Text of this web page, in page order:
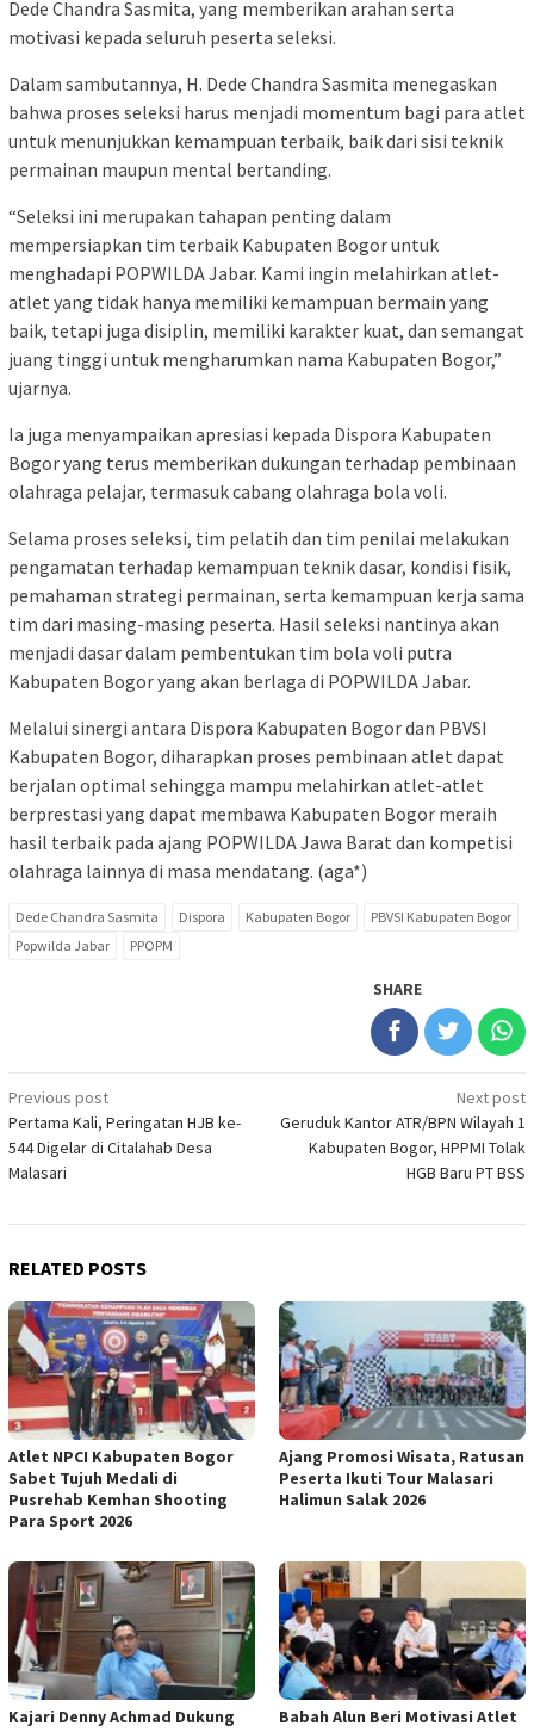
Dede Chandra Sasmita, yang memberikan arahan serta
motivasi kepada seluruh peserta seleksi.
Dalam sambutannya, H. Dede Chandra Sasmita menegaskan
bahwa proses seleksi harus menjadi momentum bagi para atlet
untuk menunjukkan kemampuan terbaik, baik dari sisi teknik
permainan maupun mental bertanding.
“Seleksi ini merupakan tahapan penting dalam
mempersiapkan tim terbaik Kabupaten Bogor untuk
menghadapi POPWILDA Jabar. Kami ingin melahirkan atlet-
atlet yang tidak hanya memiliki kemampuan bermain yang
baik, tetapi juga disiplin, memiliki karakter kuat, dan semangat
juang tinggi untuk mengharumkan nama Kabupaten Bogor,”
ujarnya.
Ia juga menyampaikan apresiasi kepada Dispora Kabupaten
Bogor yang terus memberikan dukungan terhadap pembinaan
olahraga pelajar, termasuk cabang olahraga bola voli.
Selama proses seleksi, tim pelatih dan tim penilai melakukan
pengamatan terhadap kemampuan teknik dasar, kondisi fisik,
pemahaman strategi permainan, serta kemampuan kerja sama
tim dari masing-masing peserta. Hasil seleksi nantinya akan
menjadi dasar dalam pembentukan tim bola voli putra
Kabupaten Bogor yang akan berlaga di POPWILDA Jabar.
Melalui sinergi antara Dispora Kabupaten Bogor dan PBVSI
Kabupaten Bogor, diharapkan proses pembinaan atlet dapat
berjalan optimal sehingga mampu melahirkan atlet-atlet
berprestasi yang dapat membawa Kabupaten Bogor meraih
hasil terbaik pada ajang POPWILDA Jawa Barat dan kompetisi
olahraga lainnya di masa mendatang. (aga*)
Dede Chandra Sasmita Dispora Kabupaten Bogor
PBVSI Kabupaten Bogor
Popwilda Jabar
PPOPM
SHARE
Post
navigation
Previous post
Pertama Kali, Peringatan HJB ke-
544 Digelar di Citalahab Desa
Malasari
Next post
Geruduk Kantor ATR/BPN Wilayah 1
Kabupaten Bogor, HPPMI Tolak
HGB Baru PT BSS
RELATED POSTS
Atlet NPCI Kabupaten Bogor
Sabet Tujuh Medali di
Pusrehab Kemhan Shooting
Para Sport 2026
Ajang Promosi Wisata, Ratusan
Peserta Ikuti Tour Malasari
Halimun Salak 2026
Kajari Denny Achmad Dukung
Babah Alun Beri Motivasi Atlet